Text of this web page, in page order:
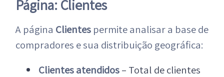
Página: Clientes
A página Clientes permite analisar a base de
compradores e sua distribuição geográfica:
Clientes atendidos– Total de clientes